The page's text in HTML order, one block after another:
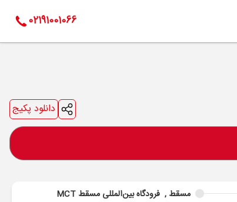
02191001066
دانلود پکیج
مسقط , فرودگاه بین‌المللی مسقط MCT